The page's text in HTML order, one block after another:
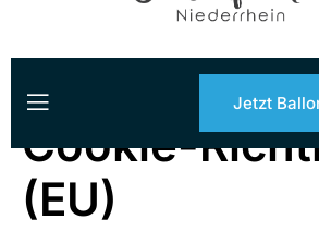
Jetzt
Cookie-
(EU)